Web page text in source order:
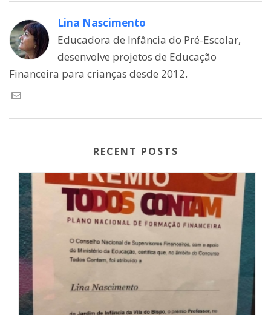
Lina Nascimento
Educadora de Infância do Pré-Escolar,
desenvolve projetos de Educação
Financeira para crianças desde 2012.
RECENT POSTS